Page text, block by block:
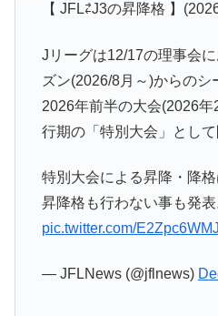
【 JFL⇄J3の昇降格 】
Jリーグは12/17の理事会
ズン(2026/8月～)からのシ
2026年前半の大会(2026
行期の「特別大会」として
特別大会による昇降・降
昇降格も行わない事も発
pic.twitter.com/
— JFLNews (@jflnews)